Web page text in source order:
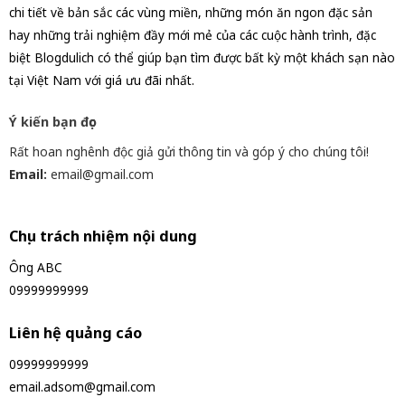
chi tiết về bản sắc các vùng miền, những món ăn ngon đặc sản
hay những trải nghiệm đầy mới mẻ của các cuộc hành trình, đặc
biệt Blogdulich có thể giúp bạn tìm được bất kỳ một khách sạn nào
tại Việt Nam với giá ưu đãi nhất.
Ý kiến bạn đọc
Rất hoan nghênh độc giả gửi thông tin và góp ý cho chúng tôi!
Email: email@gmail.com
Chịu trách nhiệm nội dung
Ông ABC
09999999999
Liên hệ quảng cáo
09999999999
email.adsom@gmail.com